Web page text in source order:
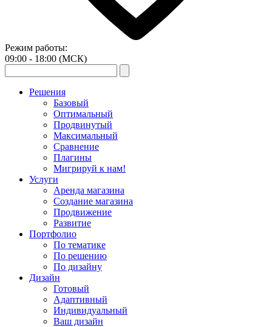
Режим работы:
09:00 - 18:00 (МСК)
Решения
Базовый
Оптимальный
Продвинутый
Максимальный
Сравнение
Плагины
Мигрируй к нам!
Услуги
Аренда магазина
Создание магазина
Продвижение
Развитие
Портфолио
По тематике
По решению
По дизайну
Дизайн
Готовый
Адаптивный
Индивидуальный
Ваш дизайн